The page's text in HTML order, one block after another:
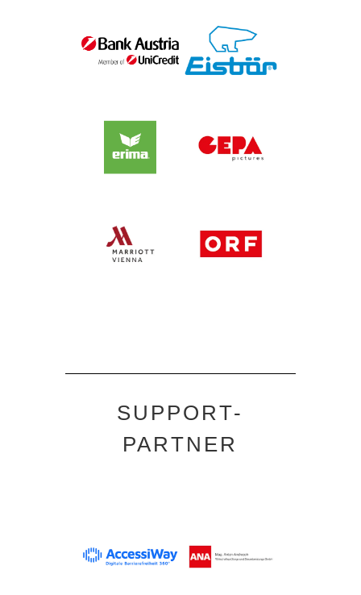
SUPPORT-
PARTNER